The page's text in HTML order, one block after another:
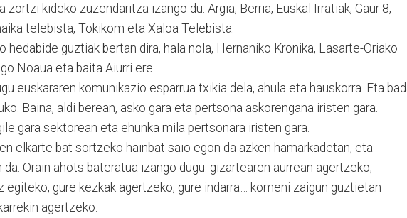
zortzi kideko zuzendaritza izango du: Argia, Berria, Euskal Irratiak, Gaur 8,
telebista, Tokikom eta Xaloa Telebista.
hedabide guztiak bertan dira, hala nola, Hernaniko Kronika, Lasarte-Oriako
Noaua eta baita Aiurri ere.
euskararen komunikazio esparrua txikia dela, ahula eta hauskorra. Eta
Baina, aldi berean, asko gara eta pertsona askorengana iristen gara.
gara sektorean eta ehunka mila pertsonara iristen gara.
elkarte bat sortzeko hainbat saio egon da azken hamarkadetan, eta
Orain ahots bateratua izango dugu: gizartearen aurrean agertzeko,
egiteko, gure kezkak agertzeko, gure indarra… komeni zaigun guztietan
agertzeko.